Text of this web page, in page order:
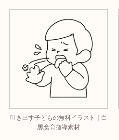
吐き出す子どもの無料イラスト｜白
黒食育指導素材